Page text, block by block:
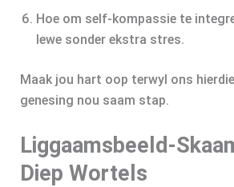
Hoe om self-kompassie te
lewe sonder ekstra stres.
Maak jou hart oop terwyl ons
genesing nou saam stap.
Liggaamsbeeld-
Diep Wortels